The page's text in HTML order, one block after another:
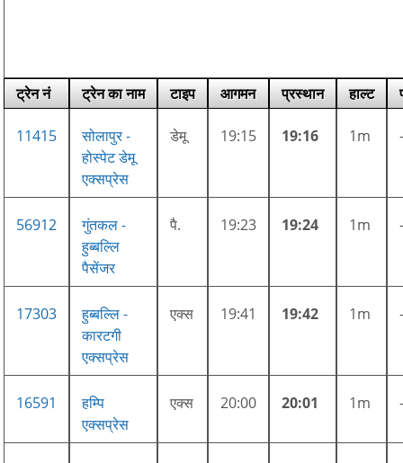
ट्रेन नं ट्रेन का नाम टाइप आगमन प्रस्थान हाल्ट
11415
सोलापुर -
होस्पेट डेमू
एक्सप्रेस
डेमू 19:15 19:16 1m
56912
गुंतकल -
हुब्बल्लि
पैसेंजर
पै. 19:23 19:24 1m
17303
हुब्बल्लि -
कारटगी
एक्सप्रेस
एक्स 19:41 19:42 1m
16591
हम्पि
एक्सप्रेस
एक्स 20:00 20:01 1m